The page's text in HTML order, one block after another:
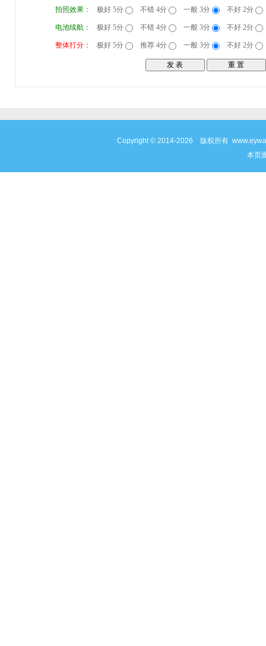
拍照效果： 极好 5分 不错 4分 一般 3分 不好 2分
电池续航： 极好 5分 不错 4分 一般 3分 不好 2分
整体打分： 极好 5分 推荐 4分 一般 3分 不好 2分
Copyright © 2014-2026 版权所有
本页